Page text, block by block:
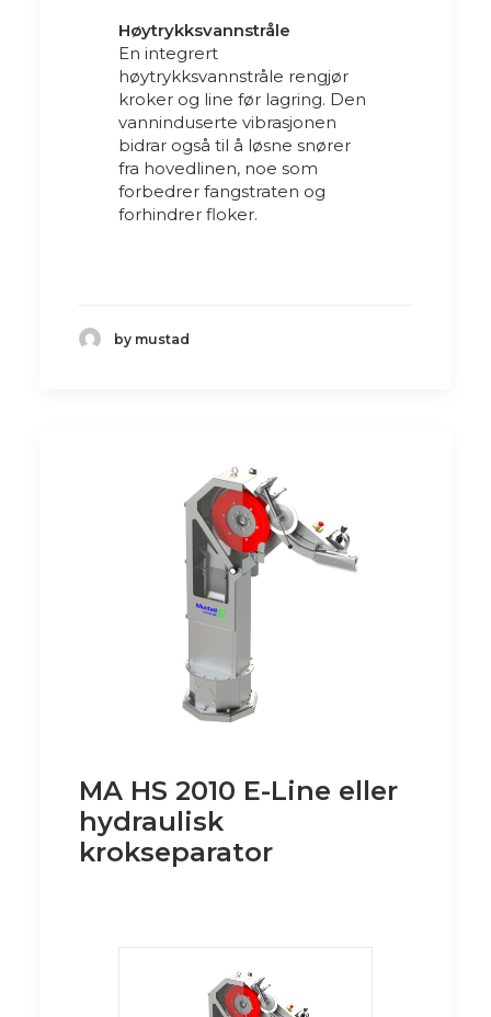
Høytrykksvannstråle
En integrert
høytrykksvannstråle rengjør
kroker og line før lagring. Den
vanninduserte vibrasjonen
bidrar også til å løsne snører
fra hovedlinen, noe som
forbedrer fangstraten og
forhindrer floker.
by mustad
MA HS 2010 E-Line eller
hydraulisk
krokseparator